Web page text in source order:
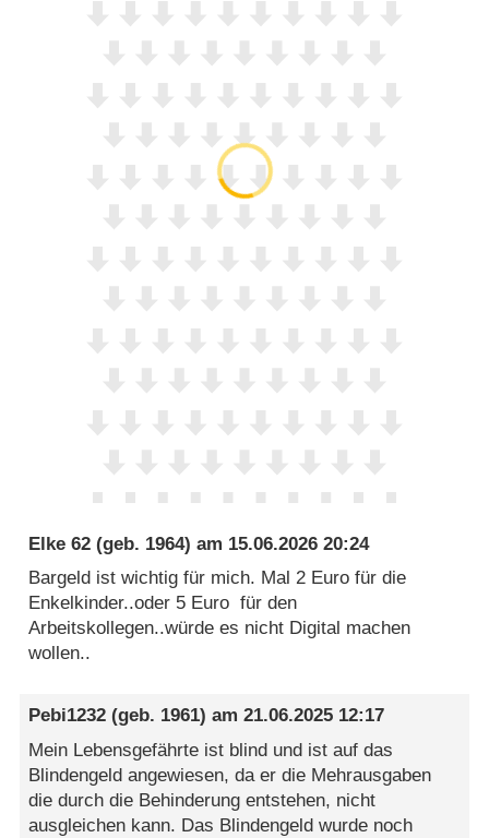
Elke 62 (geb. 1964) am 15.06.2026 20:24
Bargeld ist wichtig für mich. Mal 2 Euro für die
Enkelkinder..oder 5 Euro für den
Arbeitskollegen..würde es nicht Digital machen
wollen..
Pebi1232 (geb. 1961) am21.06.2025 12:17
Mein Lebensgefährte ist blind und ist auf das
Blindengeld angewiesen, da er die Mehrausgaben
die durch die Behinderung entstehen, nicht
ausgleichen kann. Das Blindengeld wurde noch